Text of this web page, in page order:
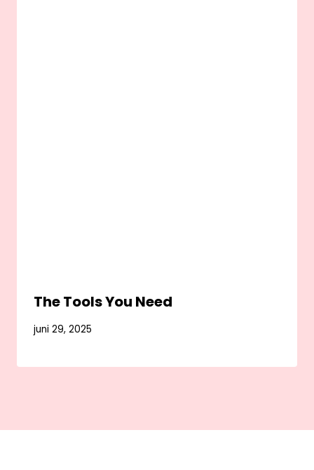
The Tools You Need
juni 29, 2025